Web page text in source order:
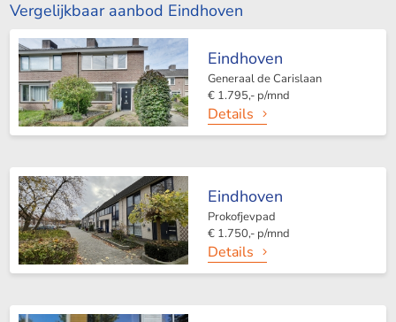
Vergelijkbaar aanbod Eindhoven
Eindhoven
Generaal de Carislaan
€ 1.795,- p/mnd
Details
Eindhoven
Prokofjevpad
€ 1.750,- p/mnd
Details